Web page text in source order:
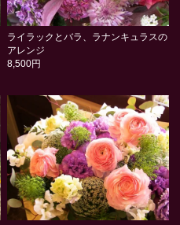
ライラックとバラ、ラナンキュラスの
アレンジ
8,500円